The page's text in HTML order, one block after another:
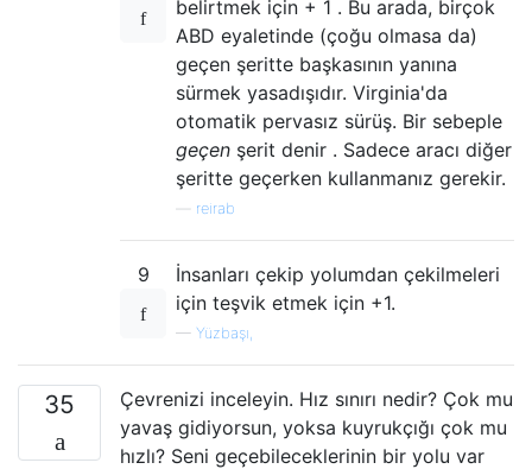
belirtmek için + 1 . Bu arada, birçok
ABD eyaletinde (çoğu olmasa da)
geçen şeritte başkasının yanına
sürmek yasadışıdır. Virginia'da
otomatik pervasız sürüş. Bir sebeple
geçen şerit denir . Sadece aracı diğer
şeritte geçerken kullanmanız gerekir.
reirab
9
İnsanları çekip yolumdan çekilmeleri
için teşvik etmek için +1.
— Yüzbaşı,
35
Çevrenizi inceleyin. Hız sınırı nedir? Çok mu
yavaş gidiyorsun, yoksa kuyrukçığı çok mu
hızlı? Seni geçebileceklerinin bir yolu var